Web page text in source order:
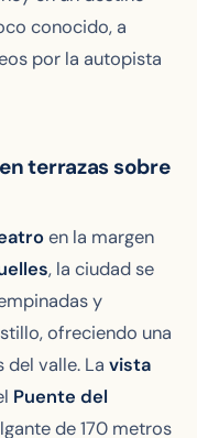
conocido, a
por la autopista
terrazas sobre
en la margen
, la ciudad se
y
ofreciendo una
del valle. La vista
Puente del
de 170 metros